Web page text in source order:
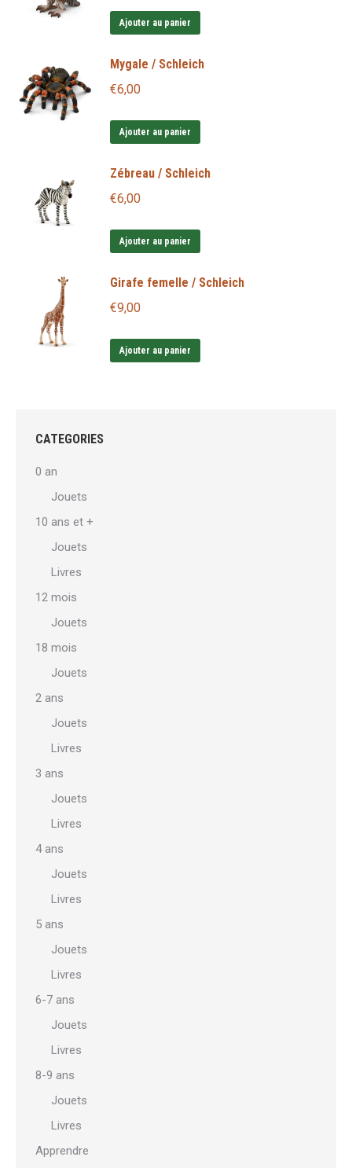
Ajouter au panier
Mygale / Schleich
€6,00
Ajouter au panier
Zébreau / Schleich
€6,00
Ajouter au panier
Girafe femelle / Schleich
€9,00
Ajouter au panier
CATEGORIES
0 an
Jouets
10 ans et +
Jouets
Livres
12 mois
Jouets
18 mois
Jouets
2 ans
Jouets
Livres
3 ans
Jouets
Livres
4 ans
Jouets
Livres
5 ans
Jouets
Livres
6-7 ans
Jouets
Livres
8-9 ans
Jouets
Livres
Apprendre